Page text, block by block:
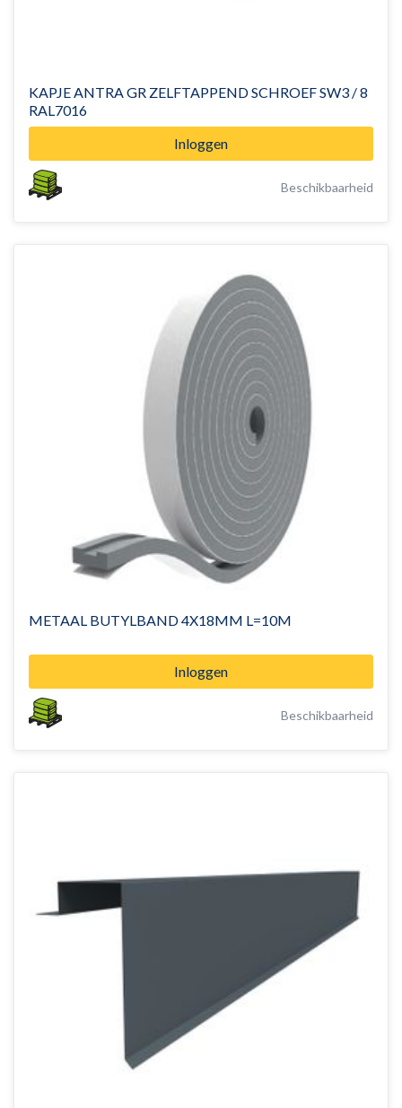
KAPJE ANTRA GR ZELFTAPPEND SCHROEF SW3 / 8
RAL7016
Inloggen
Beschikbaarheid
METAAL BUTYLBAND 4X18MM L=10M
Inloggen
Beschikbaarheid